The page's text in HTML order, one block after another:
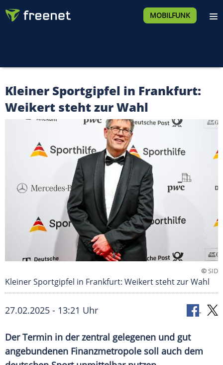
MOBILFUNK
Kleiner Sportgipfel in Frankfurt:
Weikert steht zur Wahl
©SID
Kleiner Sportgipfel in Frankfurt: Weikert steht zur Wahl
27.02.2025 - 13:21 Uhr
Der Termin in der zentral gelegenen und gut
angebundenen Finanzmetropole soll auch dem